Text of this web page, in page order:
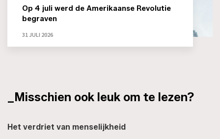
Op 4 juli werd de Amerikaanse Revolutie
begraven
31 JULI 2026
_Misschien ook leuk om te lezen?
Het verdriet van menselijkheid